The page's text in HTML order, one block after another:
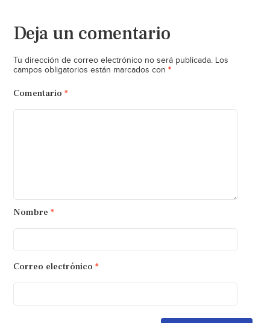
Deja un comentario
Tu dirección de correo electrónico no será publicada. Los
campos obligatorios están marcados con *
Comentario *
Nombre *
Correo electrónico *